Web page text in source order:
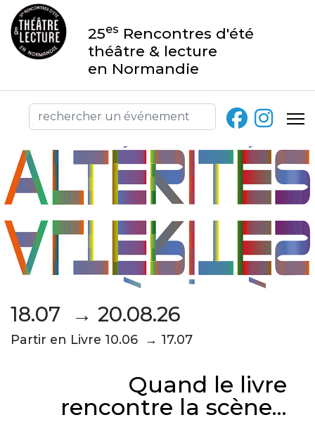
25es Rencontres d'été
théâtre & lecture
en Normandie
18.07 → 20.08.26
Partir en Livre 10.06 → 17.07
Quand le livre
rencontre la scène...